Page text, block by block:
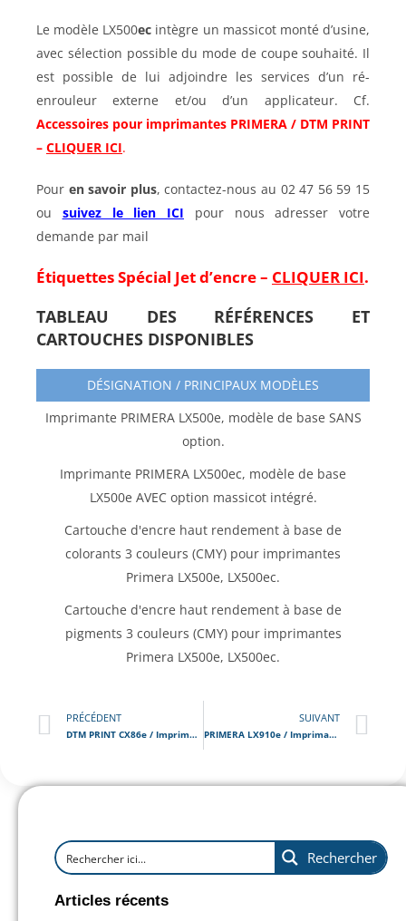
Le modèle LX500ec intègre un massicot monté d’usine,
avec sélection possible du mode de coupe souhaité. Il
est possible de lui adjoindre les services d’un ré-
enrouleur externe et/ou d’un applicateur. Cf.
Accessoires pour imprimantes PRIMERA / DTM PRINT
– CLIQUER ICI.
Pour en savoir plus, contactez-nous au 02 47 56 59 15
ou suivez le lien ICI pour nous adresser votre
demande par mail
Étiquettes Spécial Jet d’encre – CLIQUER ICI.
TABLEAU DES RÉFÉRENCES ET
CARTOUCHES DISPONIBLES
DÉSIGNATION / PRINCIPAUX MODÈLES
Imprimante PRIMERA LX500e, modèle de base SANS
option.
Imprimante PRIMERA LX500ec, modèle de base
LX500e AVEC option massicot intégré.
Cartouche d'encre haut rendement à base de
colorants 3 couleurs (CMY) pour imprimantes
Primera LX500e, LX500ec.
Cartouche d'encre haut rendement à base de
pigments 3 couleurs (CMY) pour imprimantes
Primera LX500e, LX500ec.
PRÉCÉDENT
DTM PRINT CX86e / Imprimante d’étiquettes couleur 1200 x 1200 dpi
SUIVANT
PRIMERA LX910e / Imprimante d’étiquettes couleur jet d’encre industrielle
Rechercher
Articles récents